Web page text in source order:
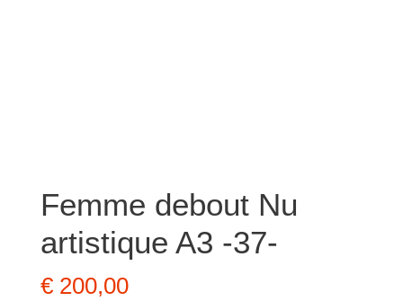
Femme debout Nu
artistique A3 -37-
€200,00